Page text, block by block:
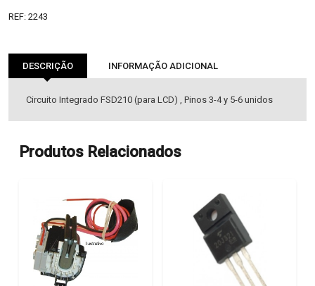
REF: 2243
DESCRIÇÃO INFORMAÇÃO ADICIONAL
Circuito Integrado FSD210 (para LCD) , Pinos 3-4 y 5-6 unidos
Produtos Relacionados